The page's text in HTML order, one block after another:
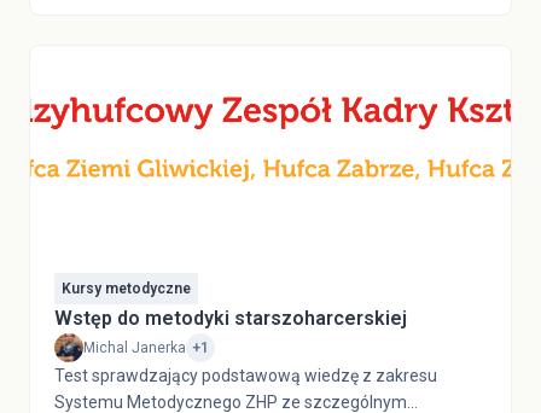
Kursy metodyczne
Wstęp do metodyki starszoharcerskiej
Michal Janerka +1
Test sprawdzający podstawową wiedzę z zakresu
Systemu Metodycznego ZHP ze szczególnym